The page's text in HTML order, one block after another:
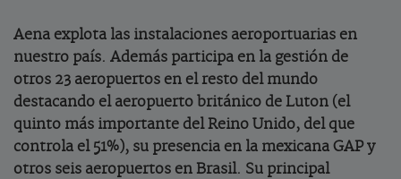
Aena explota las instalaciones aeroportuarias en
nuestro país. Además participa en la gestión de
otros 23 aeropuertos en el resto del mundo
destacando el aeropuerto británico de Luton (el
quinto más importante del Reino Unido, del que
controla el 51%), su presencia en la mexicana GAP y
otros seis aeropuertos en Brasil. Su principal